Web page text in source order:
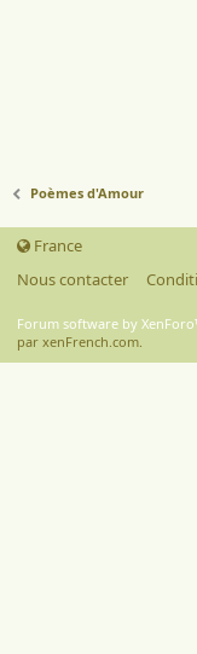
Poèmes d'Amour
France
Nous contacter
Forum software by
par xenFrench.com.